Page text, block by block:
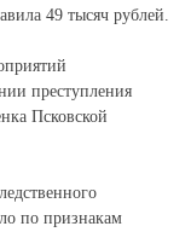
49 тысяч рублей.
преступления
Псковской
по признакам